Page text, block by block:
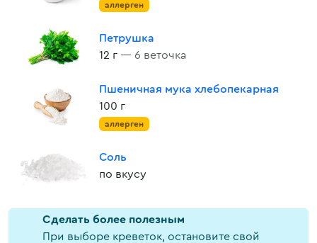
аллерген
Петрушка
12 г — 6 веточка
Пшеничная мука хлебопекарная
100 г
аллерген
Соль
по вкусу
Cделать более полезным
При выборе креветок, остановите свой